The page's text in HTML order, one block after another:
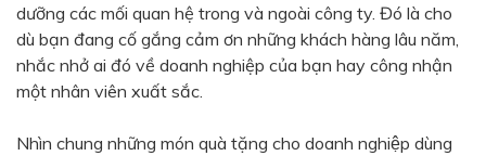
Đỏ - Bạc
Trong suốt
Đen - Trắng
Bạc - Đen
Nâu
Xanh xám
Cà phê
dưỡng các mối quan hệ trong và ngoài công ty. Đó là cho
dù bạn đang cố gắng cảm ơn những khách hàng lâu năm,
nhắc nhở ai đó về doanh nghiệp của bạn hay công nhận
một nhân viên xuất sắc.
Nhìn chung những món quà tặng cho doanh nghiệp dùng